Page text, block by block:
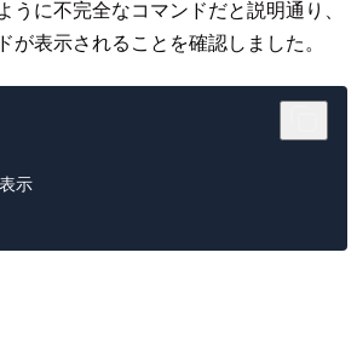
うに不完全なコマンドだと説明通り、
が表示されることを確認しました。
示